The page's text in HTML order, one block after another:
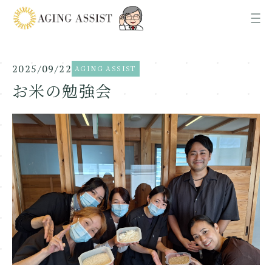
News
お知らせ
About us
AGING ASSISTについて
Office
各事業所ご案内
Recruit
採用情報
2025/09/22 AGING ASSIST
お米の勉強会